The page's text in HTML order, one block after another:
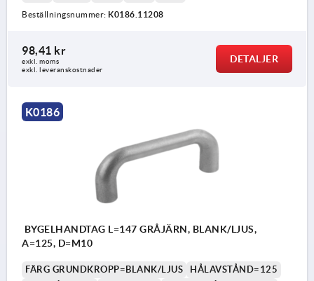
Beställningsnummer: K0186.11208
98,41 kr
exkl. moms
exkl. leveranskostnader
DETALJER
K0186
BYGELHANDTAG L=147 GRÅJÄRN, BLANK/LJUS,
A=125, D=M10
FÄRG GRUNDKROPP=BLANK/LJUS
HÅLAVSTÅND=125